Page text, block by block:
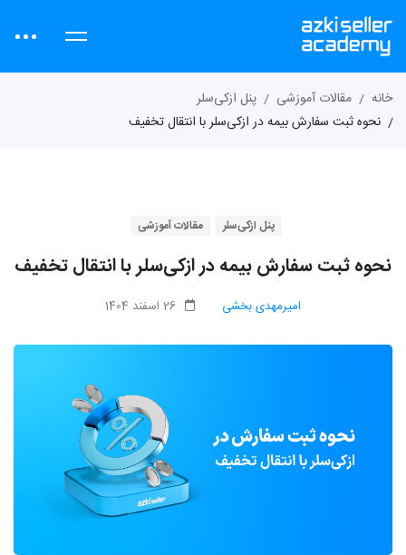
خانه مقالات آموزشی
پنل ازکی‌سلر
نحوه ثبت سفارش بیمه در ازکی‌سلر با انتقال تخفیف
پنل ازکی‌سلر مقالات آموزشی
نحوه ثبت سفارش بیمه در ازکی‌سلر با انتقال تخفیف
امیرمهدی بخشی 26 اسفند 1404